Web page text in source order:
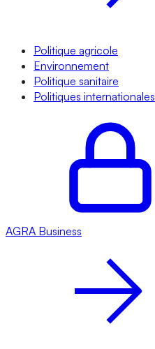
Politique agricole
Environnement
Politique sanitaire
Politiques internationales
AGRA Business